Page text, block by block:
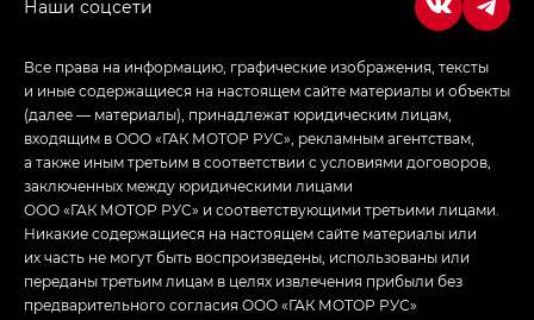
Все права на информацию, графические изображения, тексты
и иные содержащиеся на настоящем сайте материалы и объекты
(далее — материалы), принадлежат юридическим лицам,
входящим в ООО «ГАК МОТОР РУС», рекламным агентствам,
а также иным третьим в соответствии с условиями договоров,
заключенных между юридическими лицами
ООО «ГАК МОТОР РУС» и соответствующими третьими лицами.
Никакие содержащиеся на настоящем сайте материалы или
их часть не могут быть воспроизведены, использованы или
переданы третьим лицам в целях извлечения прибыли без
предварительного согласия ООО «ГАК МОТОР РУС»